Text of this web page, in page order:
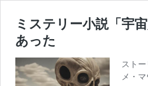
ミステリー小説「宇
あった
スト
メ・